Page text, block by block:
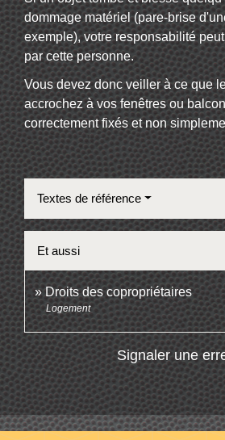
dommage matériel (pare-brise
exemple), votre responsabilité
par cette personne.
Vous devez donc veiller à ce que
accrochez à vos fenêtres ou
correctement fixés et non
Textes de référence
Et aussi
Droits des copropriétaires
Logement
Signaler une